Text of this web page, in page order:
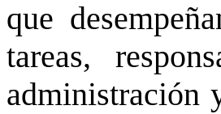
que
tareas,
administración